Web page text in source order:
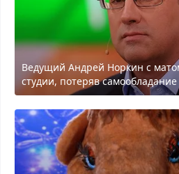
Ведущий Андрей Норкин с
студии, потеряв самообладание